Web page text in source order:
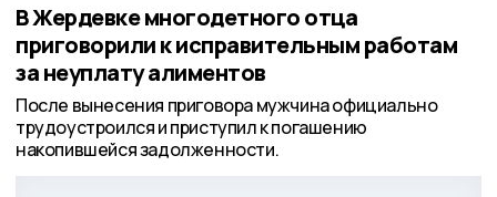
В Жердевке многодетного отца
приговорили к исправительным работам
за неуплату алиментов
После вынесения приговора мужчина официально
трудоустроился и приступил к погашению
накопившейся задолженности.